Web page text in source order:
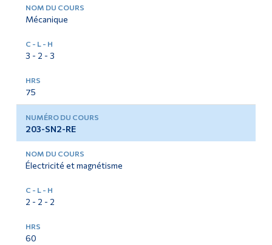
Mécanique
3 - 2 - 3
75
203-SN2-RE
Électricité et magnétisme
2 - 2 - 2
60